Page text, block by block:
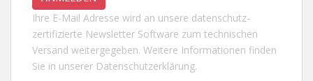
Ihre E-Mail Adresse wird an unsere datenschutz-
zertifizierte Newsletter Software zum technischen
Versand weitergegeben. Weitere Informationen finden
Sie in unserer Datenschutzerklärung.